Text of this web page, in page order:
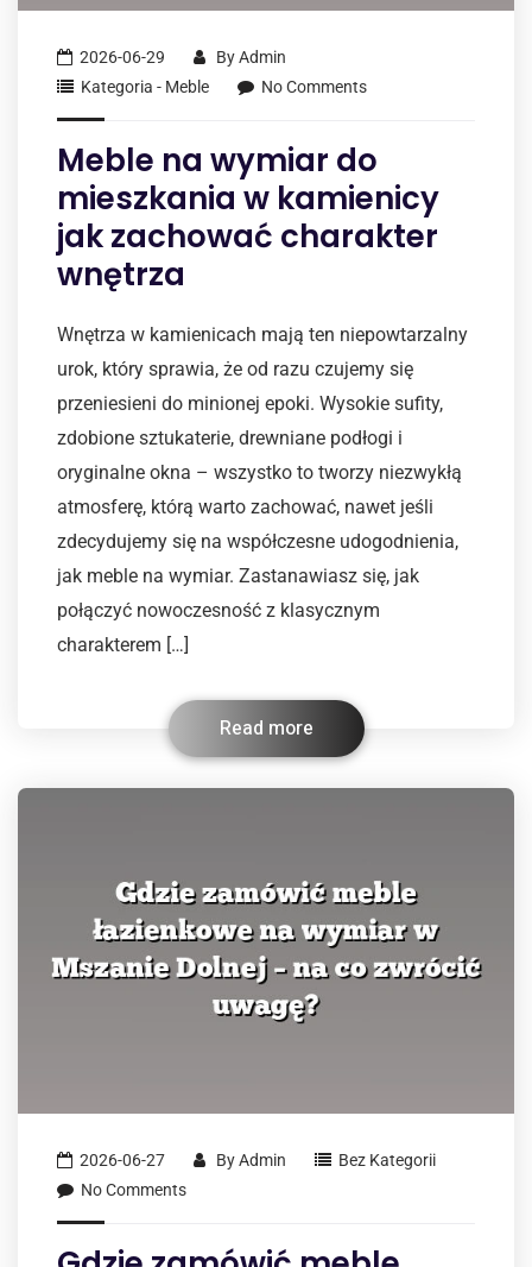
2026-06-29 ByAdmin
Kategoria - Meble
No Comments
Meble na wymiar do
mieszkania w kamienicy
jak zachować charakter
wnętrza
Wnętrza w kamienicach mają ten niepowtarzalny
urok, który sprawia, że od razu czujemy się
przeniesieni do minionej epoki. Wysokie sufity,
zdobione sztukaterie, drewniane podłogi i
oryginalne okna – wszystko to tworzy niezwykłą
atmosferę, którą warto zachować, nawet jeśli
zdecydujemy się na współczesne udogodnienia,
jak meble na wymiar. Zastanawiasz się, jak
połączyć nowoczesność z klasycznym
charakterem […]
Read more
2026-06-27 ByAdmin
Bez Kategorii
No Comments